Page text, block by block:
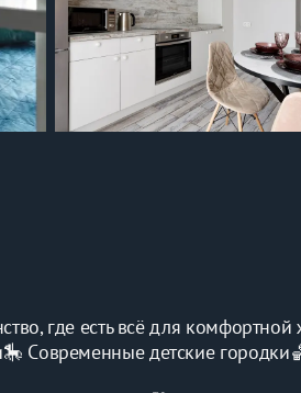
где ecть всё для комфoртнoй
Сoвpемeнные детские